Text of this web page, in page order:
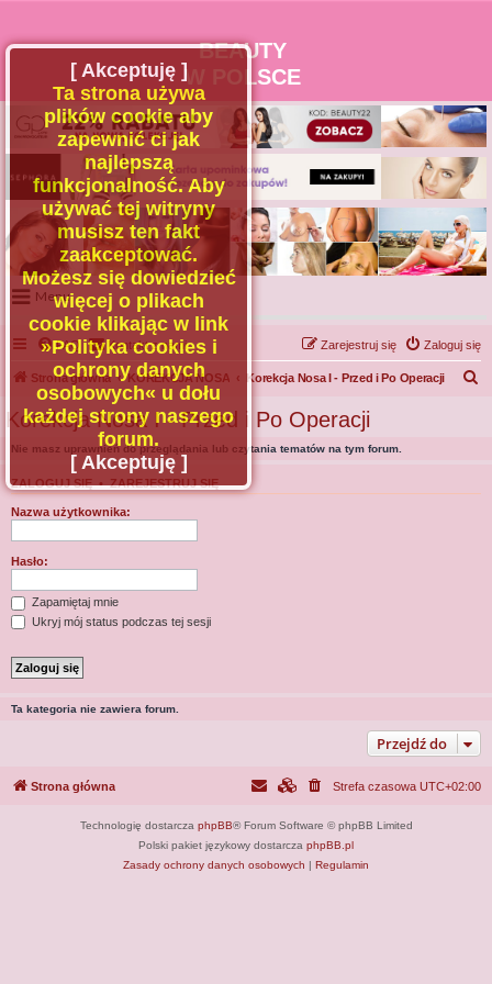
BEAUTY
W POLSCE
Menu
Portal
Facebook
Regulamin
Zapytaj administratora
Kontakt
FAQ Kontakt z nami Zaloguj się
Zarejestruj się
Strona główna KOREKCJA NOSA Korekcja Nosa I - Przed i Po Operacji
Korekcja Nosa I - Przed i Po Operacji
Nie masz uprawnień do przeglądania lub czytania tematów na tym forum.
ZALOGUJ SIĘ•ZAREJESTRUJ SIĘ
Nazwa użytkownika:
Hasło:
Zapamiętaj mnie
Ukryj mój status podczas tej sesji
Ta kategoria nie zawiera forum.
Przejdź do
[ Akceptuję ]
Ta strona używa
plików cookie aby
zapewnić ci jak
najlepszą
funkcjonalność. Aby
używać tej witryny
musisz ten fakt
zaakceptować.
Możesz się dowiedzieć
więcej o plikach
cookie klikając w link
»Polityka cookies i
ochrony danych
osobowych« u dołu
każdej strony naszego
forum.
[ Akceptuję ]
Strona główna Strefa czasowa UTC+02:00
Technologię dostarcza phpBB® Forum Software © phpBB Limited
Polski pakiet językowy dostarcza phpBB.pl
Zasady ochrony danych osobowych | Regulamin